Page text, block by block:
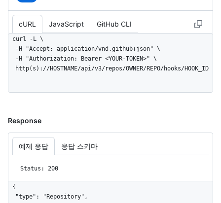
cURL JavaScript GitHub CLI
curl -L \
  http(s)://HOSTNAME/api/v3/repos/OWNER/REPO/hooks/HOOK_ID
Response
예제 응답 응답 스키마
Status: 200
{